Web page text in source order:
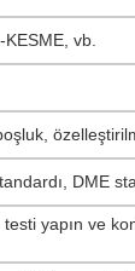
vb.
DME
testi yapın ve